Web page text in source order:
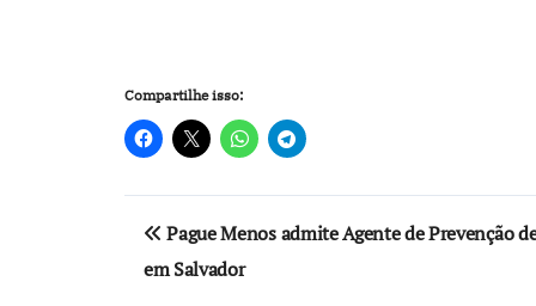
Compartilhe isso:
Navegação
de
Pague Menos admite Agente de Prevenção
em Salvador